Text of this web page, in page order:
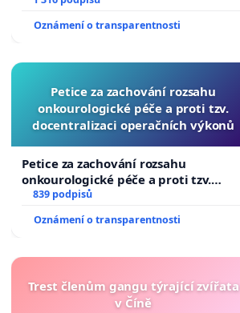
Oznámení o transparentnosti
Petice za zachování rozsahu
onkourologické péče a proti tzv.
docentralizaci operačních výkonů
Petice za zachování rozsahu
onkourologické péče a proti tzv.
docentralizaci operačních výkonů
839 podpisů
Oznámení o transparentnosti
Trest členům gangu týrající zvířata
v Číně